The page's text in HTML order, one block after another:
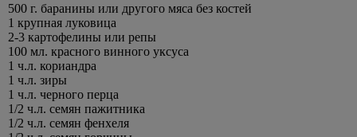
500 г. баранины или другого мяса без костей
1 крупная луковица
2-3 картофелины или репы
100 мл. красного винного уксуса
1 ч.л. кориандра
1 ч.л. зиры
1 ч.л. черного перца
1/2 ч.л. семян пажитника
1/2 ч.л. семян фенхеля